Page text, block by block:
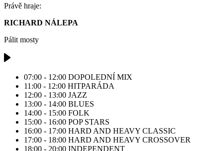
Právě hraje:
RICHARD NÁLEPA
Pálit mosty
07:00 - 12:00 DOPOLEDNÍ MIX
11:00 - 12:00 HITPARÁDA
12:00 - 13:00 JAZZ
13:00 - 14:00 BLUES
14:00 - 15:00 FOLK
15:00 - 16:00 POP STARS
16:00 - 17:00 HARD AND HEAVY CLASSIC
17:00 - 18:00 HARD AND HEAVY CROSSOVER
18:00 - 20:00 INDEPENDENT